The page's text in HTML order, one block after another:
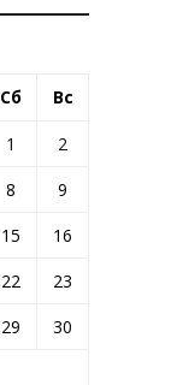
Сб Вс
1
2
8
9
15
16
22
23
29
30